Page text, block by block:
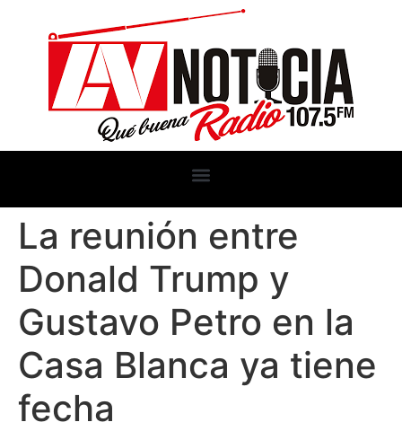
La reunión entre
Donald Trump y
Gustavo Petro en la
Casa Blanca ya tiene
fecha